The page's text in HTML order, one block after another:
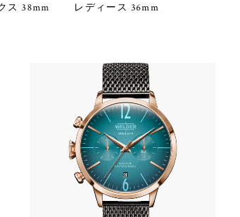
ス 38mm レディース 36mm